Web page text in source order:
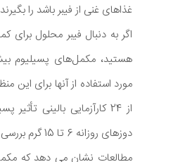
غذاهای غنی از فیبر باشد را
اگر به دنبال فیبر محلول
هستید، مکمل‌های پسیلیوم
مورد استفاده از آنها برای این
از 24 کارآزمایی بالینی
دوزهای روزانه 6 تا 15 گرم بررسی کرده اند.
مطالعات نشان می‌ دهد که